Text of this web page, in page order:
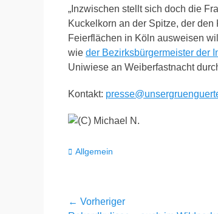
„Inzwischen stellt sich doch die
Kuckelkorn an der Spitze, der
Feierflächen in Köln ausweisen
wie der Bezirksbürgermeister der
Uniwiese an Weiberfastnacht
Kontakt:
Kategorien
Allgemein
Beitragsnavigation
← Vorheriger